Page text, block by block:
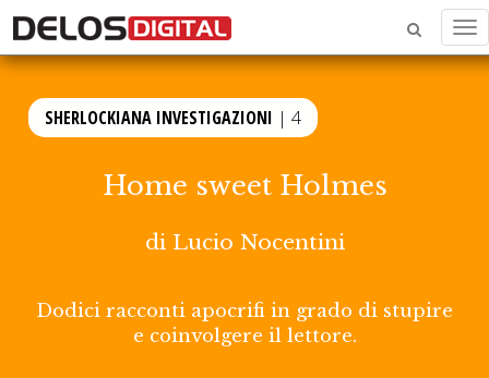
SHERLOCKIANA INVESTIGAZIONI | 4
Home sweet Holmes
di Lucio Nocentini
Dodici racconti apocrifi in grado di stupire
e coinvolgere il lettore.